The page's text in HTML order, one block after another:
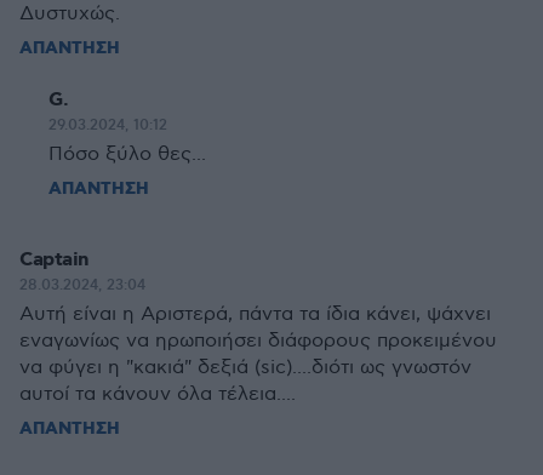
Δυστυχώς.
ΑΠΑΝΤΗΣΗ
G.
29.03.2024, 10:12
Πόσο ξύλο θες...
ΑΠΑΝΤΗΣΗ
Captain
28.03.2024, 23:04
Αυτή είναι η Αριστερά, πάντα τα ίδια κάνει, ψάχνει
εναγωνίως να ηρωποιήσει διάφορους προκειμένου
να φύγει η "κακιά" δεξιά (sic)....διότι ως γνωστόν
αυτοί τα κάνουν όλα τέλεια....
ΑΠΑΝΤΗΣΗ